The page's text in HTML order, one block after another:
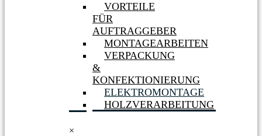
VORTEILE
FÜR
AUFTRAGGEBER
MONTAGEARBEITEN
VERPACKUNG
&
KONFEKTIONIERUNG
ELEKTROMONTAGE
HOLZVERARBEITUNG
×